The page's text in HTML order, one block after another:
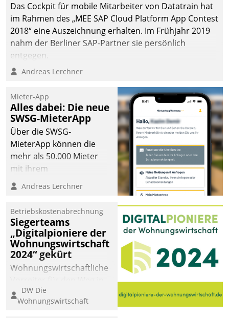
Das Cockpit für mobile Mitarbeiter von Datatrain hat
im Rahmen des „MEE SAP Cloud Platform App Contest
2018“ eine Auszeichnung erhalten. Im Frühjahr 2019
nahm der Berliner SAP-Partner sie persönlich
entgegen.
Andreas Lerchner
Mieter-App
Alles dabei: Die neue
SWSG-MieterApp
Über die SWSG-
MieterApp können die
mehr als 50.000 Mieter
mit ihrem
Wohnungsunternehmen
kommunizieren, auf dem
einsehen und ändern
oder
Schadensmeldungen
abgeben – rund um die
Uhr.
Andreas Lerchner
Betriebskostenabrechnung
Siegerteams
„Digitalpioniere der
Wohnungswirtschaft
2024“ gekürt
Wohnungswirtschaftliche
eine digitale Zukunft zu
finden, ist das Ziel des
DW Die
Wohnungswirtschaft